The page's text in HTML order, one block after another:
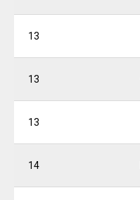
13
13
13
14